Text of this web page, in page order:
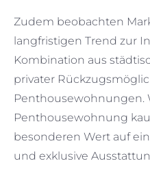
Zudem beobachten
langfristigen Trend zur
Kombination aus
privater
Penthousewohnungen.
Penthousewohnung
besonderen Wert auf
und exklusive